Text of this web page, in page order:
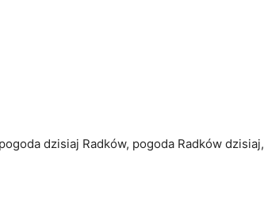
dzisiaj Radków, pogoda Radków dzisiaj,